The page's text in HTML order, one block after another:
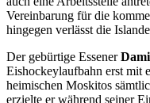
Vereinbarung für die
hingegen verlässt die
Der gebürtige Essener
Eishockeylaufbahn erst mit
heimischen Moskitos
erzielte er während seiner